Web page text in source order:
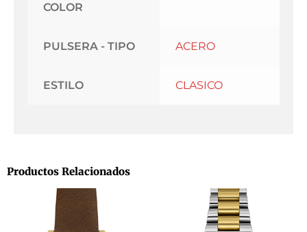
COLOR
PULSERA - TIPO ACERO
ESTILO CLASICO
Productos Relacionados